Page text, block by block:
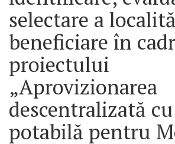
Serviciul
Arhivă
Serviciul
Juridic
Serviciul
Audit
selectare a
beneficiare în
proiectului
„Aprovizionarea
descentralizată
potabilă pentru